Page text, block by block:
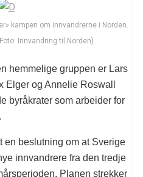
kampen om innvandrerne i Norden.
Innvandring til Norden).
hemmelige gruppen er Lars
Elger og Annelie Roswall
byråkrater som arbeider for
en beslutning om at Sverige
innvandrere fra den tredje
Planen strekker